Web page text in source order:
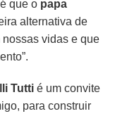
que o papa
alternativa de
vidas e que
Tutti é um convite
para construir